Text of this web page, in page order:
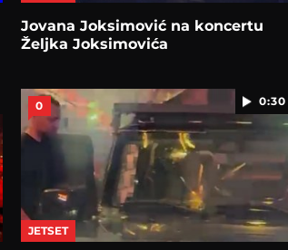
Jovana Joksimović na koncertu
Željka Joksimovića
0:30
0
JETSET